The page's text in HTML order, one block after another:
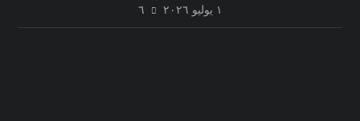
١ يوليو ٢٠٢٦ ٦